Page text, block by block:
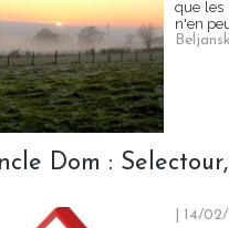
que les
n'en
Dom :
| 14/